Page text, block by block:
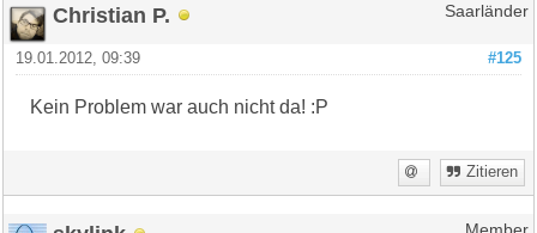
Christian P. Saarländer
#125
19.01.2012, 09:39
Kein Problem war auch nicht da! :P
Zitieren
Member